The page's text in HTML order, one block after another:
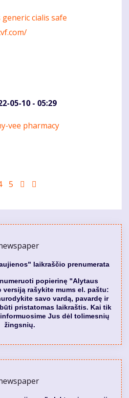
generic cialis safe
05-10 - 05:29
vee pharmacy
Puslapis
5
Sekantis
laikraščio prenumerata
popierinę "Alytaus
rašykite mums el. paštu:
savo vardą, pavardę ir
pristatomas laikraštis. Kai tik
Jus dėl tolimesnių
žingsnių.